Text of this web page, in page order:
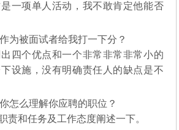
一项单人活动，我不敢肯定他能否
为被面试者给我打一下分？
四个优点和一个非常非常非常小的
设施，没有明确责任人的缺点是不
怎么理解你应聘的职位？
责和任务及工作态度阐述一下。